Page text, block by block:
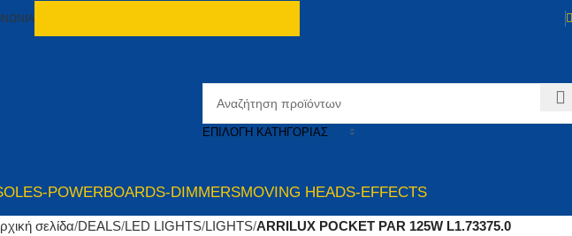
ΕΠΙΛΟΓΉ ΚΑΤΗΓΟΡΊΑΣ
POWERBOARDS-DIMMERSMOVING HEADS-EFFECTS
σελίδα DEALS LED LIGHTS LIGHTS ARRILUX POCKET PAR 125W L1.73375.0